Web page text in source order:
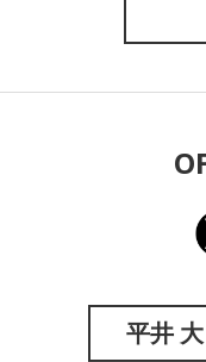
平井